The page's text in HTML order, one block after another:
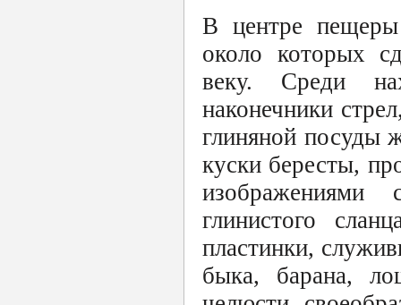
В центре
около которых
веку. Среди
наконечники
глиняной посуды
куски бересты,
глинистого
пластинки,
быка, барана,